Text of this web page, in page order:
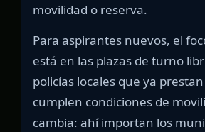
movilidad o reserva.
Para aspirantes nuevos, el
está en las plazas de turno
policías locales que ya
cumplen condiciones de
cambia: ahí importan los